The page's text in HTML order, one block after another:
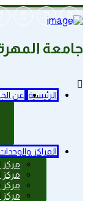
جامعة
الرئيسية عن
المراكز
مركز
مركز
مركز
مركز